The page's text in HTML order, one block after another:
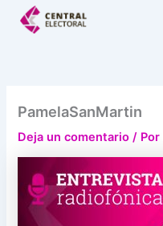
PamelaSanMartin
Deja un comentario / Por